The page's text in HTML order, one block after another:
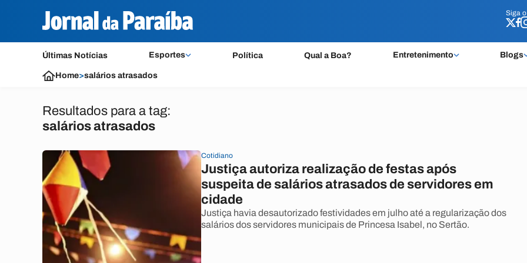
Siga o
Últimas Notícias Esportes Política Qual a Boa? Entretenimento Blogs
Siga o
Home>salários atrasados
Resultados para a tag:
salários atrasados
Cotidiano
Justiça autoriza realização de festas após
suspeita de salários atrasados de servidores em
cidade
Justiça havia desautorizado festividades em julho até a regularização dos
salários dos servidores municipais de Princesa Isabel, no Sertão.